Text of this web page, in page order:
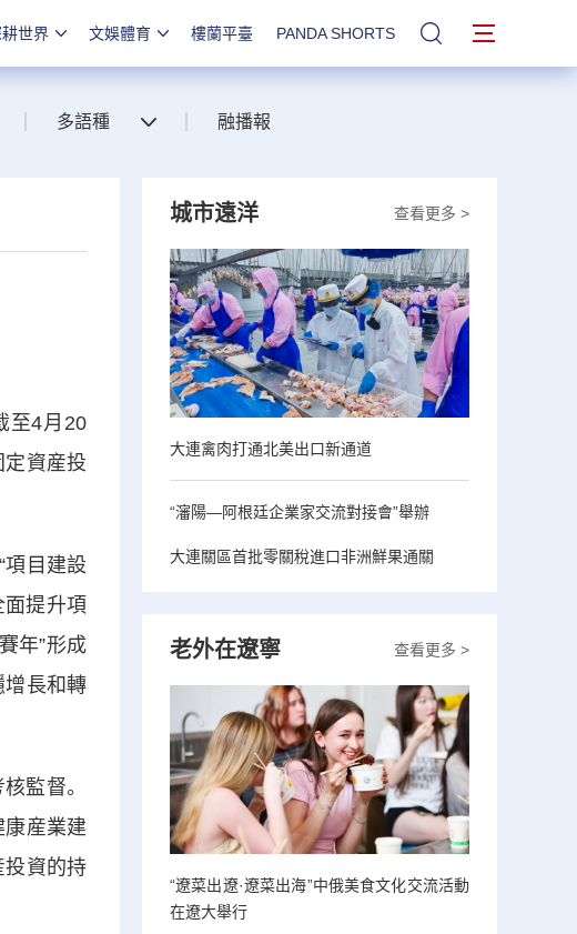
世界 文娛體育 樓蘭平臺 PANDA SHORTS 站內搜索
多語種 融播報
至4月20
資産投
目建設
面提升項
年”形成
增長和轉
監督。
産業建
投資的持
查看更多 >
城市遠洋
大連禽肉打通北美出口新通道
“瀋陽—阿根廷企業家交流對接會”舉辦
大連關區首批零關稅進口非洲鮮果通關
查看更多 >
老外在遼寧
“遼菜出遼·遼菜出海”中俄美食文化交流活動
在遼大舉行